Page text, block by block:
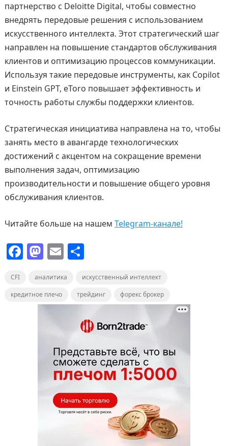
партнерство с Deloitte Digital, чтобы совместно
внедрять передовые решения с использованием
искусственного интеллекта. Этот стратегический шаг
направлен на повышение стандартов обслуживания
клиентов и оптимизацию процессов коммуникации.
Используя такие передовые инструменты, как Copilot
и Einstein GPT, eToro повышает эффективность и
точность работы службы поддержки клиентов.
Стратегическая инициатива направлена на то, чтобы
занять место в авангарде технологических
достижений с акцентом на сокращение времени
выполнения задач, оптимизацию
производительности и повышение общего уровня
обслуживания клиентов.
Читайте больше на нашем Telegram-канале!
F
e
M
st
o
d
E
ai
l
О
п
р
а
в
и
т
ь
CFI аналитика
искусственный интеллект
кредитное плечо
трейдинг форекс брокер